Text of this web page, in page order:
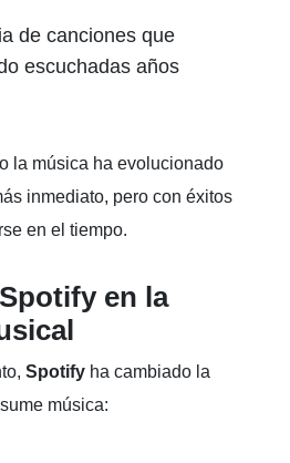
de canciones que
escuchadas años
la música ha evolucionado
inmediato, pero con éxitos
en el tiempo.
en la
Spotify ha cambiado la
música: